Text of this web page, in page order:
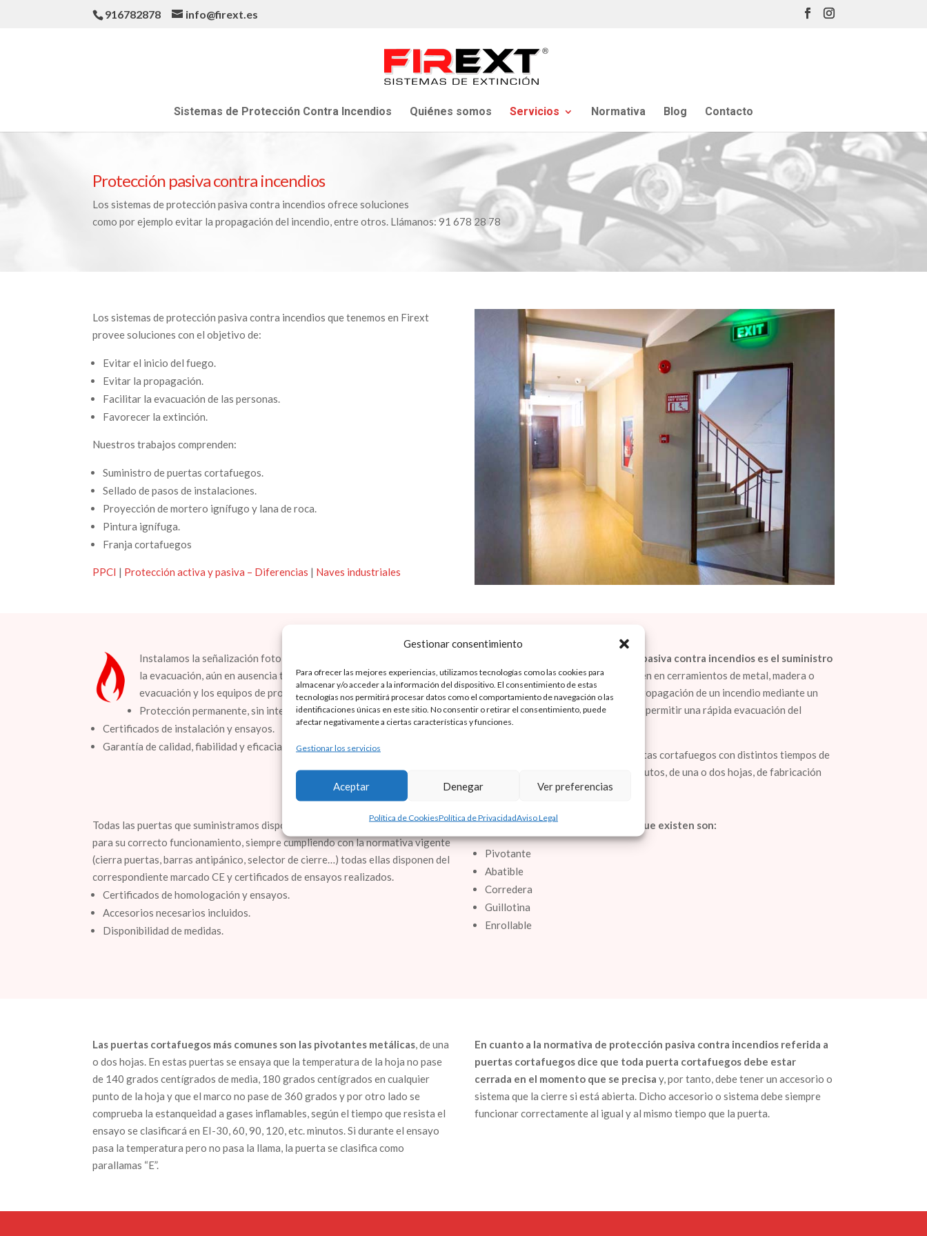
Gestionar consentimiento
Para ofrecer las mejores experiencias, utilizamos tecnologías como las cookies para
almacenar y/o acceder a la información del dispositivo. El consentimiento de estas
tecnologías nos permitirá procesar datos como el comportamiento de navegación o las
identificaciones únicas en este sitio. No consentir o retirar el consentimiento, puede
afectar negativamente a ciertas características y funciones.
Gestionar los servicios
Aceptar Denegar Ver preferencias
Política de CookiesPolítica de PrivacidadAviso Legal
916782878 info@firext.es
Sistemas de Protección Contra Incendios Quiénes somos Servicios Normativa Blog Contacto
Protección pasiva contra incendios
Los sistemas de protección pasiva contra incendios ofrece soluciones
como por ejemplo evitar la propagación del incendio, entre otros. Llámanos: 91 678 28 78
Los sistemas de protección pasiva contra incendios que tenemos en Firext
provee soluciones con el objetivo de:
Evitar el inicio del fuego.
Evitar la propagación.
Facilitar la evacuación de las personas.
Favorecer la extinción.
Nuestros trabajos comprenden:
Suministro de puertas cortafuegos.
Sellado de pasos de instalaciones.
Proyección de mortero ignífugo y lana de roca.
Pintura ignífuga.
Franja cortafuegos
PPCI | Protección activa y pasiva – Diferencias | Naves industriales
Instalamos la señalización fotoluminiscente necesaria para facilitar
la evacuación, aún en ausencia total de luz, indicando el recorrido de
evacuación y los equipos de protección contra incendios.
Protección permanente, sin intervención humana.
Certificados de instalación y ensayos.
Garantía de calidad, fiabilidad y eficacia.
Uno de los sistemas de protección pasiva contra incendios es el suministro
de puertas cortafuego, que consisten en cerramientos de metal, madera o
vidrio que se instalan para evitar la propagación de un incendio mediante un
sistema de compartimentación y para permitir una rápida evacuación del
edificio.
Suministramos gran variedad de puertas cortafuegos con distintos tiempos de
resistencia al fuego 60, 90, 120… minutos, de una o dos hojas, de fabricación
estándar o a medida.
Todas las puertas que suministramos disponen de los elementos necesarios
para su correcto funcionamiento, siempre cumpliendo con la normativa vigente
(cierra puertas, barras antipánico, selector de cierre…) todas ellas disponen del
correspondiente marcado CE y certificados de ensayos realizados.
Certificados de homologación y ensayos.
Accesorios necesarios incluidos.
Disponibilidad de medidas.
Los tipos de puertas cortafuegos que existen son:
Pivotante
Abatible
Corredera
Guillotina
Enrollable
Las puertas cortafuegos más comunes son las pivotantes metálicas, de una
o dos hojas. En estas puertas se ensaya que la temperatura de la hoja no pase
de 140 grados centígrados de media, 180 grados centígrados en cualquier
punto de la hoja y que el marco no pase de 360 grados y por otro lado se
comprueba la estanqueidad a gases inflamables, según el tiempo que resista el
ensayo se clasificará en EI-30, 60, 90, 120, etc. minutos. Si durante el ensayo
pasa la temperatura pero no pasa la llama, la puerta se clasifica como
parallamas “E”.
En cuanto a la normativa de protección pasiva contra incendios referida a
puertas cortafuegos dice que toda puerta cortafuegos debe estar
cerrada en el momento que se precisa y, por tanto, debe tener un accesorio o
sistema que la cierre si está abierta. Dicho accesorio o sistema debe siempre
funcionar correctamente al igual y al mismo tiempo que la puerta.